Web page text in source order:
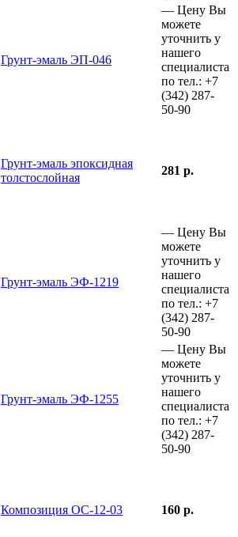
Грунт-эмаль ЭП-046
— Цену Вы
можете
уточнить у
нашего
специалиста
по тел.: +7
(342) 287-
50-90
Грунт-эмаль эпоксидная
толстослойная
281 р.
Грунт-эмаль ЭФ-1219
— Цену Вы
можете
уточнить у
нашего
специалиста
по тел.: +7
(342) 287-
50-90
Грунт-эмаль ЭФ-1255
— Цену Вы
можете
уточнить у
нашего
специалиста
по тел.: +7
(342) 287-
50-90
Композиция ОС-12-03 160 р.